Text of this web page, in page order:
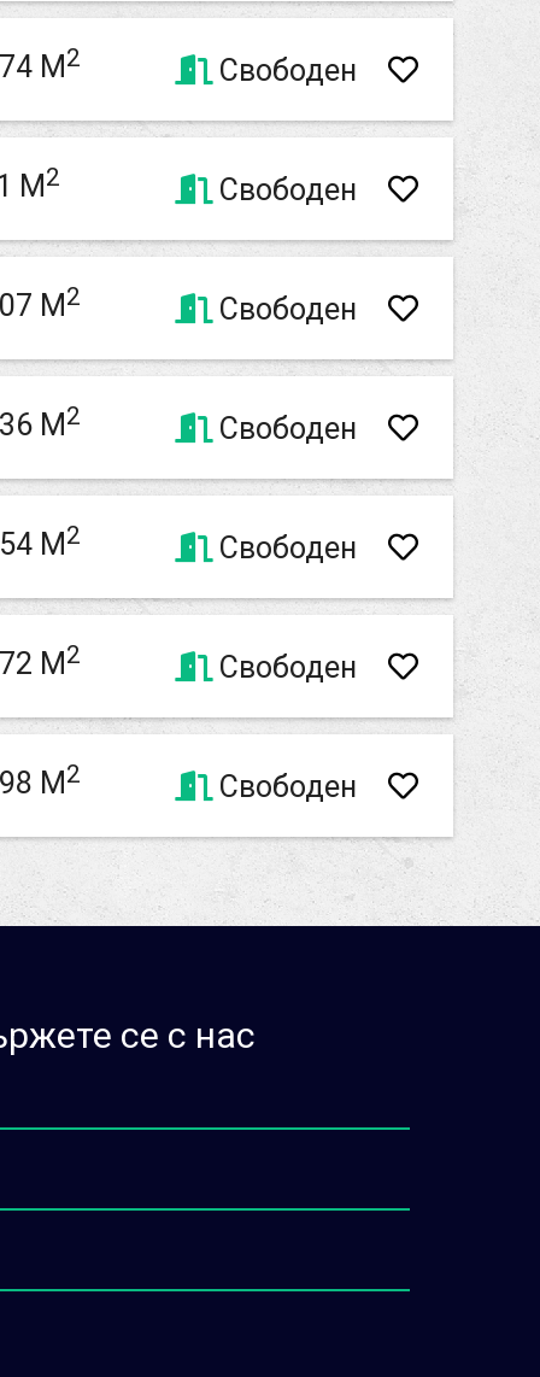
M 2 Свободен
M 2 Свободен
M 2 Свободен
M 2 Свободен
M 2 Свободен
M 2 Свободен
M 2 Свободен
се с нас